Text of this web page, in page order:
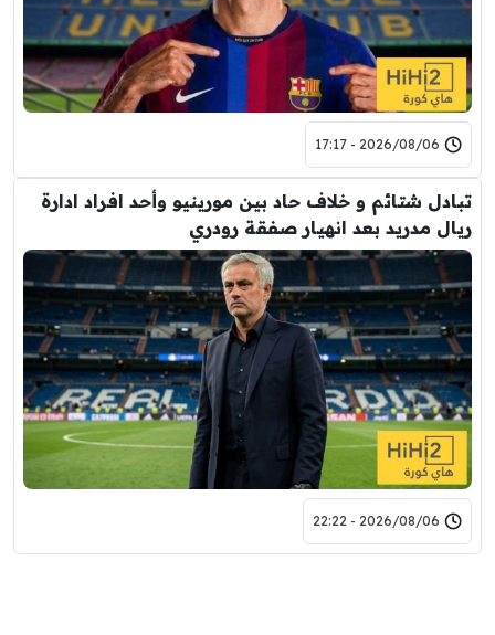
2026/08/06 - 17:17
تبادل شتائم و خلاف حاد بين مورينيو وأحد افراد ادارة
ريال مدريد بعد انهيار صفقة رودري
2026/08/06 - 22:22